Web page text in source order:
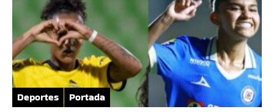
Deportes Portada